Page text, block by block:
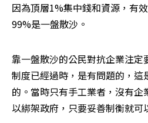
因為頂層1%集中錢和資源，有
99%是一盤散沙。
靠一盤散沙的公民對抗企業注定
制度已經過時，是有問題的，這
的。當時只有手工業者，沒有
以綁架政府，只要妥善制衡就可